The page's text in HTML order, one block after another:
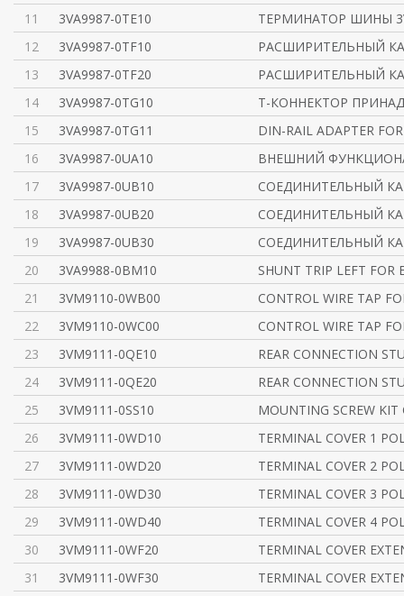
11
3VA9987-0TE10
ТЕРМИНАТОР ШИНЫ
12
3VA9987-0TF10
РАСШИРИТЕЛЬНЫЙ
13
3VA9987-0TF20
РАСШИРИТЕЛЬНЫЙ
14
3VA9987-0TG10
T-КОННЕКТОР
15
3VA9987-0TG11
DIN-RAIL ADAPTER
16
3VA9987-0UA10
ВНЕШНИЙ
17
3VA9987-0UB10
СОЕДИНИТЕЛЬНЫЙ
18
3VA9987-0UB20
СОЕДИНИТЕЛЬНЫЙ
19
3VA9987-0UB30
СОЕДИНИТЕЛЬНЫЙ
20
3VA9988-0BM10
SHUNT TRIP LEFT FOR
21
3VM9110-0WB00
CONTROL WIRE TAP
22
3VM9110-0WC00
CONTROL WIRE TAP
23
3VM9111-0QE10
REAR CONNECTION
24
3VM9111-0QE20
REAR CONNECTION
25
3VM9111-0SS10
MOUNTING SCREW KIT
26
3VM9111-0WD10
TERMINAL COVER 1
27
3VM9111-0WD20
TERMINAL COVER 2
28
3VM9111-0WD30
TERMINAL COVER 3
29
3VM9111-0WD40
TERMINAL COVER 4
30
3VM9111-0WF20
TERMINAL COVER
31
3VM9111-0WF30
TERMINAL COVER